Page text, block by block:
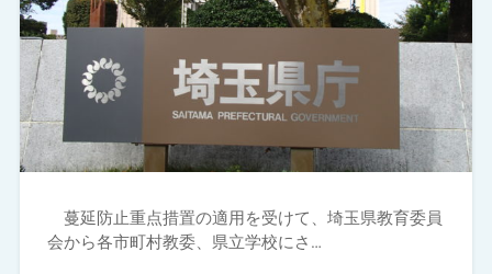
蔓延防止重点措置の適用を受けて、埼玉県教育委員
会から各市町村教委、県立学校にさ…